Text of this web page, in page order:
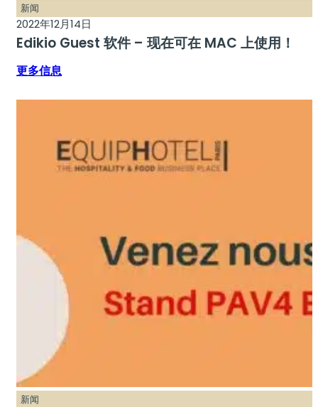
新闻
2022年12月14日
Edikio Guest 软件 – 现在可在 MAC 上使用！
更多信息
新闻